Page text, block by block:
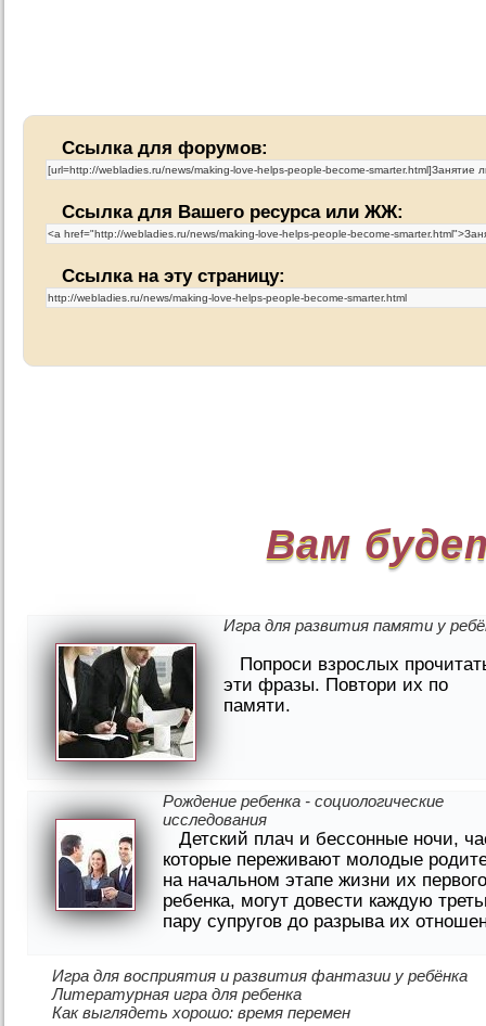
Ссылка для форумов:
Ссылка для Вашего ресурса или ЖЖ:
Ссылка на эту страницу:
Вам
Игра для развития памяти у
Попроси взрослых
эти фразы. Повтори их по
памяти.
Рождение ребенка - социологические
исследования
Детский плач и бессонные ночи,
которые переживают молодые
на начальном этапе жизни их первого
ребенка, могут довести каждую
пару супругов до разрыва их
Игра для восприятия и развития фантазии у ребёнка
Литературная игра для ребенка
Как выглядеть хорошо: время перемен